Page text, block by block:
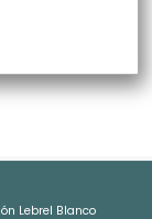
Lebrel Blanco